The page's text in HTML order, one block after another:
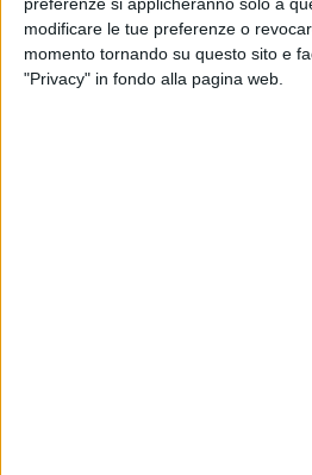
preferenze si applicheranno solo a
modificare le tue preferenze o
momento tornando su questo sito e
"Privacy" in fondo alla pagina web.
BARLETTA - 28 APRILE 2010